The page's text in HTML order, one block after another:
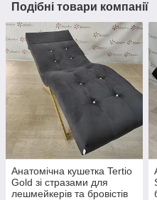
Подібні товари компанії
Анатомічна кушетка Tertio
Gold зі стразами для
лешмейкерів та бровістів